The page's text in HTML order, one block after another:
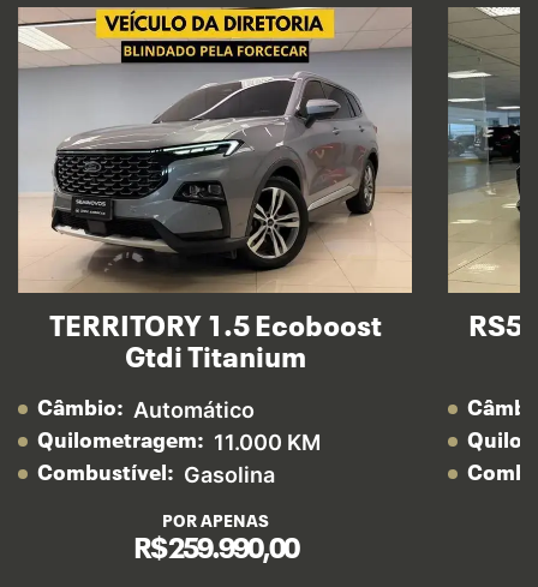
TERRITORY 1.5 Ecoboost
Gtdi Titanium
Câmbio: Automático
Quilometragem: 11.000 KM
Combustível: Gasolina
POR APENAS
R$ 259.990,00
RS5